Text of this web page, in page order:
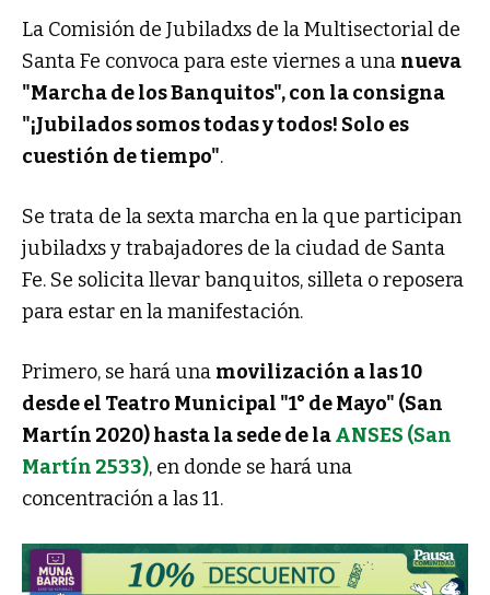
La Comisión de Jubiladxs de la Multisectorial de
Santa Fe convoca para este viernes a una nueva
"Marcha de los Banquitos", con la consigna
"¡Jubilados somos todas y todos! Solo es
cuestión de tiempo".
Se trata de la sexta marcha en la que participan
jubiladxs y trabajadores de la ciudad de Santa
Fe. Se solicita llevar banquitos, silleta o reposera
para estar en la manifestación.
Primero, se hará una movilización a las 10
desde el Teatro Municipal "1° de Mayo" (San
Martín 2020) hasta la sede de laANSES (San
Martín 2533), en donde se hará una
concentración a las 11.